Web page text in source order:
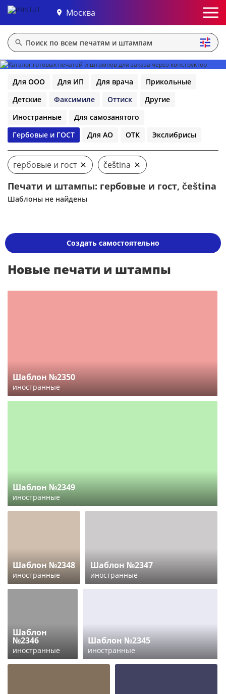
Москва
Для ООО Для ИП Для врача
Прикольные
Детские
Факсимиле Оттиск
Другие
Иностранные
Для самозанятого
Гербовые и ГОСТ
Для АО ОТК Экслибрисы
гербовые и гост čeština
Печати и штампы: гербовые и гост, čeština
Шаблоны не найдены
Создать самостоятельно
Новые печати и штампы
Шаблон №2350
иностранные
Шаблон №2349
иностранные
Шаблон №2348
иностранные
Шаблон №2347
иностранные
Шаблон
№2346
иностранные
Шаблон №2345
иностранные